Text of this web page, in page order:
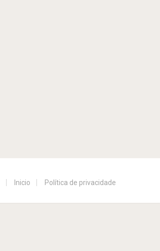
Inicio Política de privacidade